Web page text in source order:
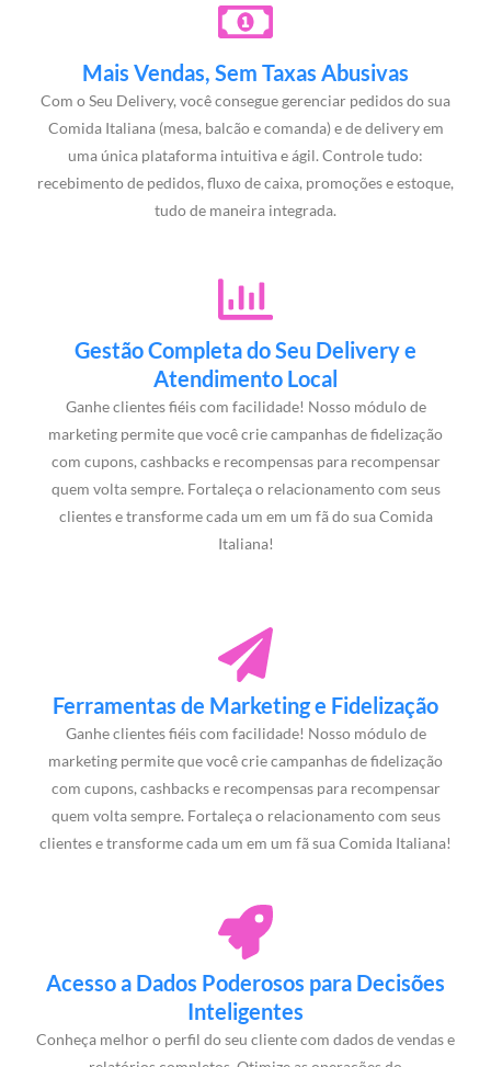
Mais Vendas, Sem Taxas Abusivas
Com o Seu Delivery, você consegue gerenciar pedidos do sua
Comida Italiana (mesa, balcão e comanda) e de delivery em
uma única plataforma intuitiva e ágil. Controle tudo:
recebimento de pedidos, fluxo de caixa, promoções e estoque,
tudo de maneira integrada.
Gestão Completa do Seu Delivery e
Atendimento Local
Ganhe clientes fiéis com facilidade! Nosso módulo de
marketing permite que você crie campanhas de fidelização
com cupons, cashbacks e recompensas para recompensar
quem volta sempre. Fortaleça o relacionamento com seus
clientes e transforme cada um em um fã do sua Comida
Italiana!
Ferramentas de Marketing e Fidelização
Ganhe clientes fiéis com facilidade! Nosso módulo de
marketing permite que você crie campanhas de fidelização
com cupons, cashbacks e recompensas para recompensar
quem volta sempre. Fortaleça o relacionamento com seus
clientes e transforme cada um em um fã sua Comida Italiana!
Acesso a Dados Poderosos para Decisões
Inteligentes
Conheça melhor o perfil do seu cliente com dados de vendas e